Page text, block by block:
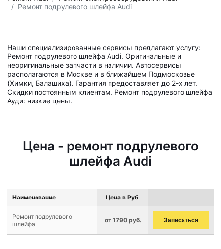
Ремонт подрулевого шлейфа Audi
Наши специализированные сервисы предлагают услугу:
Ремонт подрулевого шлейфа Audi. Оригинальные и
неоригинальные запчасти в наличии. Автосервисы
располагаются в Москве и в ближайшем Подмосковье
(Химки, Балашиха). Гарантия предоставляет до 2-х лет.
Скидки постоянным клиентам. Ремонт подрулевого шлейфа
Ауди: низкие цены.
Цена - ремонт подрулевого
шлейфа Audi
Наименование Цена в Руб.
Ремонт подрулевого
шлейфа
от 1790 руб. Записаться